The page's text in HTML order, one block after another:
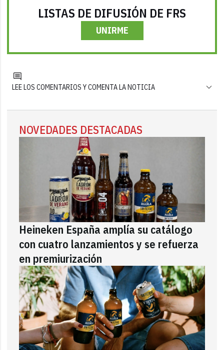
LISTAS DE DIFUSIÓN DE FRS
UNIRME
LEE LOS COMENTARIOS Y COMENTA LA NOTICIA
NOVEDADES DESTACADAS
Heineken España amplía su catálogo
con cuatro lanzamientos y se refuerza
en premiurización